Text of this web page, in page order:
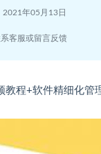
2021年05月13日
客服或留言反馈
教程+软件精细化管